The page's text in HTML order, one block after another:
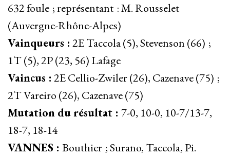
632 foule ; représentant : M. Rousselet
(Auvergne-Rhône-Alpes)
Vainqueurs : 2E Taccola (5), Stevenson (66) ;
1T (5), 2P (23, 56) Lafage
Vaincus : 2E Cellio-Zwiler (26), Cazenave (75) ;
2T Vareiro (26), Cazenave (75)
Mutation du résultat : 7-0, 10-0, 10-7/13-7,
18-7, 18-14
VANNES : Bouthier ; Surano, Taccola, Pi.